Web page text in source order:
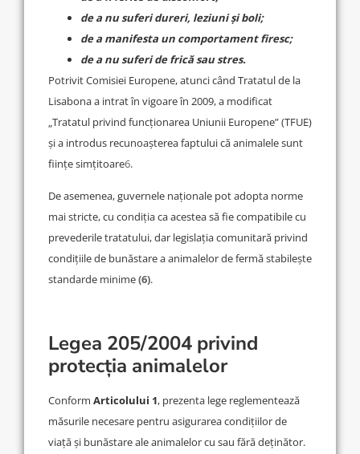
de a nu suferi dureri, leziuni și boli;
de a manifesta un comportament firesc;
de a nu suferi de frică sau stres.
Potrivit Comisiei Europene, atunci când Tratatul de la
Lisabona a intrat în vigoare în 2009, a modificat
„Tratatul privind funcționarea Uniunii Europene” (TFUE)
și a introdus recunoașterea faptului că animalele sunt
ființe simțitoare6.
De asemenea, guvernele naționale pot adopta norme
mai stricte, cu condiția ca acestea să fie compatibile cu
prevederile tratatului, dar legislația comunitară privind
condițiile de bunăstare a animalelor de fermă stabilește
standarde minime(6).
Legea 205/2004 privind
protecția animalelor
Conform Articolului 1, prezenta lege reglementează
măsurile necesare pentru asigurarea condițiilor de
viață și bunăstare ale animalelor cu sau fără deținător.